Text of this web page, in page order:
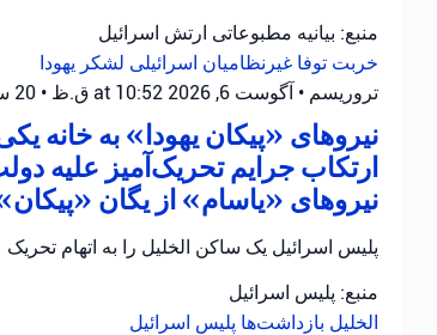
منبع: بیانیه مطبوعاتی ارتش اسرائیل
خربت توفا غیرنظامیان اسرائیلی لشکر یهودا
تروریسم • آگوست 6, 2026 at 10:52 ق.ظ • 20 ساعت پیش
نیروهای «پیکان یهودا» به خانه
ارتکاب جرایم تحریک‌آمیز علیه
نیروهای «یاسام» از یگان
پلیس اسرائیل یک ساکن الخلیل را به اتهام
منبع: پلیس اسرائیل
الخلیل بازداشت‌ها پلیس اسرائیل